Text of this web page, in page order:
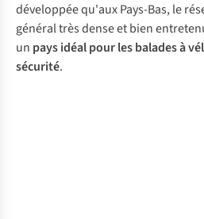
développée qu'aux Pays-Bas, le
général très dense et bien
un pays idéal pour les balades à
sécurité.